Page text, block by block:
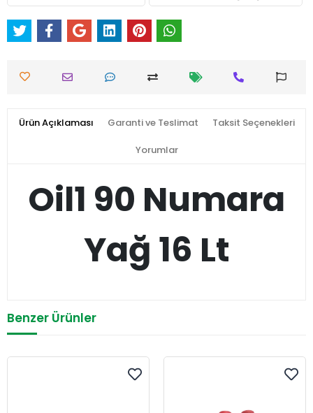
Ürün Açıklaması Garanti ve Teslimat Taksit Seçenekleri
Yorumlar
Oil1 90 Numara
Yağ 16 Lt
Benzer Ürünler